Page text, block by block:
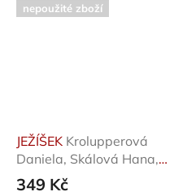
nepoužité zboží
JEŽÍŠEK Krolupperová
Daniela, Skálová Hana,
Břez
349 Kč